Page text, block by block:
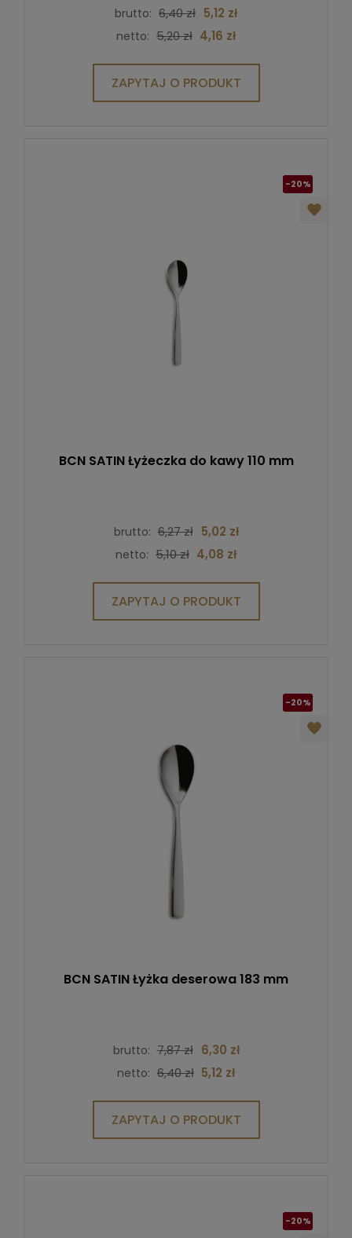
brutto: 6,40 zł 5,12 zł
netto: 5,20 zł 4,16 zł
ZAPYTAJ O PRODUKT
-20%
BCN SATIN Łyżeczka do kawy 110 mm
brutto: 6,27 zł 5,02 zł
netto: 5,10 zł 4,08 zł
ZAPYTAJ O PRODUKT
-20%
BCN SATIN Łyżka deserowa 183 mm
brutto: 7,87 zł 6,30 zł
netto: 6,40 zł 5,12 zł
ZAPYTAJ O PRODUKT
-20%